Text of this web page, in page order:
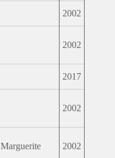
2002
2002
2017
2002
Marguerite 2002